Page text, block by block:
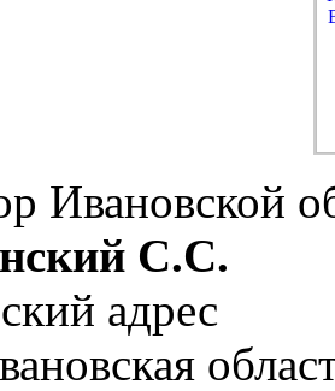
Ивановской
C.C.
адрес